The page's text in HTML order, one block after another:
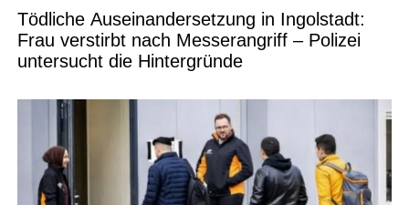
Tödliche Auseinandersetzung in Ingolstadt:
Frau verstirbt nach Messerangriff – Polizei
untersucht die Hintergründe